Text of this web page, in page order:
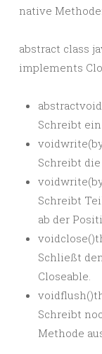
native
abstract class
implements
Schreibt
Schreibt
Schreibt
ab der
Schließt
Closeable.
Schreibt
Methode